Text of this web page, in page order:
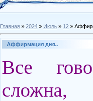
Главная » 2024 » Июль » 12 »
Аффирмация дня..
Все
сложна,